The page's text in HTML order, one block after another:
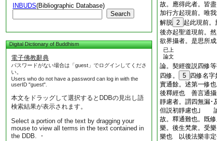
INBUDS(Bibliographic Database)
Search
Digital Dictionary of Buddhism
電子佛教辭典
パスワードがない場合は「guest」でログインしてくださ
い。
Users who do not have a password can log in with the
userID "guest".
本文をドラッグして選択するとDDBの見出し語
検索結果が表示されます。
Select a portion of the text by dragging your
mouse to view all terms in the text contained in
the DDB. ・
故。應得此者。皆
加行方起現前。唯
解脱 2 起此現前。
後亦起聖道現前。
欲界攝者。是思所
已上
論文
論。契經復説四修
四修。
5 四修名字
實通餘。述第一修
後釋經也 善言通攝
靜慮者。謂四無漏･
但説初靜慮也｣ 論
故。釋通難也。既
樂。後生梵衆。受
樂也 以後法樂非定